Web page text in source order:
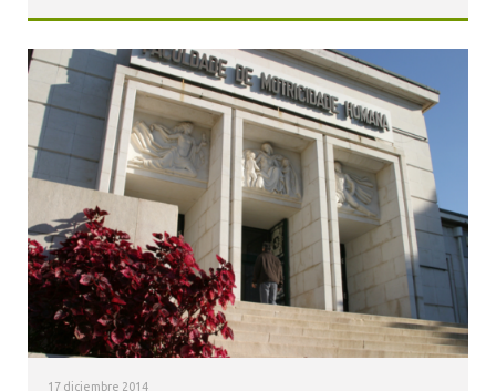
17 diciembre 2014